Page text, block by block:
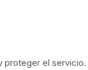
proteger el servicio.